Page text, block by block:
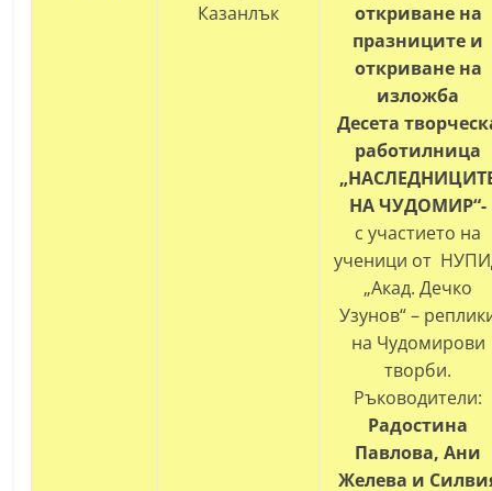
Казанлък
откриване на
празниците и
откриване на
изложба
Десета
работилница
НА ЧУДОМИР“-
с участието на
ученици от
„Акад. Дечко
Узунов“ –
на Чудомирови
творби.
Ръководители:
Радостина
Павлова, Ани
Желева и